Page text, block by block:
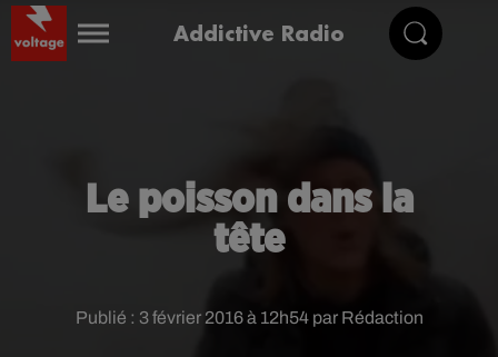
Addictive Radio
Le poisson dans la
tête
Publié : 3 février 2016 à 12h54 par Rédaction